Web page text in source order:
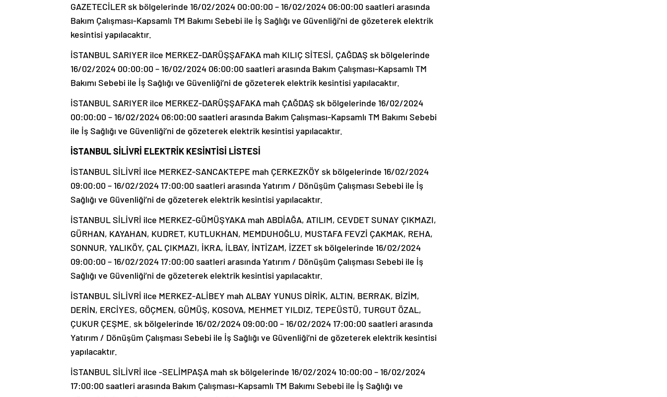
GAZETECİLER sk bölgelerinde 16/02/2024 00:00:00 – 16/02/2024 06:00:00 saatleri arasında
Bakım Çalışması-Kapsamlı TM Bakımı Sebebi ile İş Sağlığı ve Güvenliği’ni de gözeterek elektrik
kesintisi yapılacaktır.
İSTANBUL SARIYER ilce MERKEZ-DARÜŞŞAFAKA mah KILIÇ SİTESİ, ÇAĞDAŞ sk bölgelerinde
16/02/2024 00:00:00 – 16/02/2024 06:00:00 saatleri arasında Bakım Çalışması-Kapsamlı TM
Bakımı Sebebi ile İş Sağlığı ve Güvenliği’ni de gözeterek elektrik kesintisi yapılacaktır.
İSTANBUL SARIYER ilce MERKEZ-DARÜŞŞAFAKA mah ÇAĞDAŞ sk bölgelerinde 16/02/2024
00:00:00 – 16/02/2024 06:00:00 saatleri arasında Bakım Çalışması-Kapsamlı TM Bakımı Sebebi
ile İş Sağlığı ve Güvenliği’ni de gözeterek elektrik kesintisi yapılacaktır.
İSTANBUL SİLİVRİ ELEKTRİK KESİNTİSİ LİSTESİ
İSTANBUL SİLİVRİ ilce MERKEZ-SANCAKTEPE mah ÇERKEZKÖY sk bölgelerinde 16/02/2024
09:00:00 – 16/02/2024 17:00:00 saatleri arasında Yatırım / Dönüşüm Çalışması Sebebi ile İş
Sağlığı ve Güvenliği’ni de gözeterek elektrik kesintisi yapılacaktır.
İSTANBUL SİLİVRİ ilce MERKEZ-GÜMÜŞYAKA mah ABDİAĞA, ATILIM, CEVDET SUNAY ÇIKMAZI,
GÜRHAN, KAYAHAN, KUDRET, KUTLUKHAN, MEMDUHOĞLU, MUSTAFA FEVZİ ÇAKMAK, REHA,
SONNUR, YALIKÖY, ÇAL ÇIKMAZI, İKRA, İLBAY, İNTİZAM, İZZET sk bölgelerinde 16/02/2024
09:00:00 – 16/02/2024 17:00:00 saatleri arasında Yatırım / Dönüşüm Çalışması Sebebi ile İş
Sağlığı ve Güvenliği’ni de gözeterek elektrik kesintisi yapılacaktır.
İSTANBUL SİLİVRİ ilce MERKEZ-ALİBEY mah ALBAY YUNUS DİRİK, ALTIN, BERRAK, BİZİM,
DERİN, ERCİYES, GÖÇMEN, GÜMÜŞ, KOSOVA, MEHMET YILDIZ, TEPEÜSTÜ, TURGUT ÖZAL,
ÇUKUR ÇEŞME. sk bölgelerinde 16/02/2024 09:00:00 – 16/02/2024 17:00:00 saatleri arasında
Yatırım / Dönüşüm Çalışması Sebebi ile İş Sağlığı ve Güvenliği’ni de gözeterek elektrik kesintisi
yapılacaktır.
İSTANBUL SİLİVRİ ilce -SELİMPAŞA mah sk bölgelerinde 16/02/2024 10:00:00 – 16/02/2024
17:00:00 saatleri arasında Bakım Çalışması-Kapsamlı TM Bakımı Sebebi ile İş Sağlığı ve